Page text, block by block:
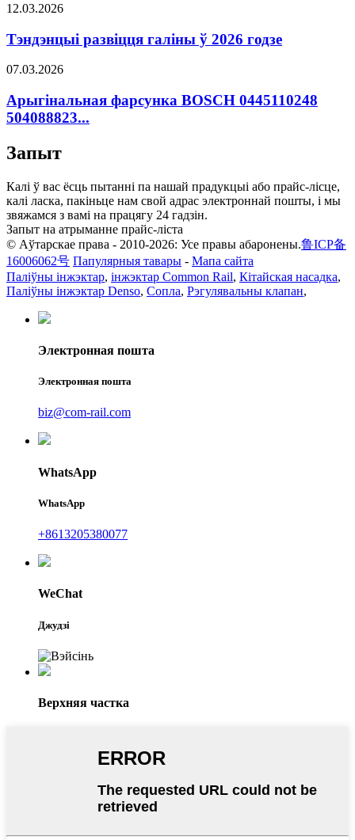
12.03.2026
Тэндэнцыі развіцця галіны ў 2026 годзе
07.03.2026
Арыгінальная фарсунка BOSCH 0445110248
504088823...
Запыт
Калі ў вас ёсць пытанні па нашай прадукцыі або прайс-лісце,
калі ласка, пакіньце нам свой адрас электроннай пошты, і мы
звяжамся з вамі на працягу 24 гадзін.
Запыт на атрыманне прайс-ліста
© Аўтарскае права - 2010-2026: Усе правы абаронены.鲁ICP备
16006062号 Папулярныя тавары - Мапа сайта
Паліўны інжэктар, інжэктар Common Rail, Кітайская насадка,
Паліўны інжэктар Denso, Сопла, Рэгулявальны клапан,
Электронная пошта
Электронная пошта
biz@com-rail.com
WhatsApp
WhatsApp
+8613205380077
WeChat
Джудзі
Верхняя частка